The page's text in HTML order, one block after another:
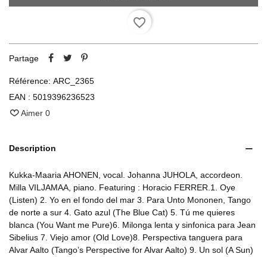
favorite_border
Partage
Référence: ARC_2365
EAN : 5019396236523
Aimer 0
Description
Kukka-Maaria AHONEN, vocal. Johanna JUHOLA, accordeon.
Milla VILJAMAA, piano. Featuring : Horacio FERRER.1. Oye
(Listen) 2. Yo en el fondo del mar 3. Para Unto Mononen, Tango
de norte a sur 4. Gato azul (The Blue Cat) 5. Tú me quieres
blanca (You Want me Pure)6. Milonga lenta y sinfonica para Jean
Sibelius 7. Viejo amor (Old Love)8. Perspectiva tanguera para
Alvar Aalto (Tango’s Perspective for Alvar Aalto) 9. Un sol (A Sun)